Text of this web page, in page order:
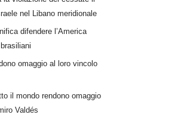
nel Libano meridionale
difendere l’America
omaggio al loro vincolo
il mondo rendono omaggio
Valdés